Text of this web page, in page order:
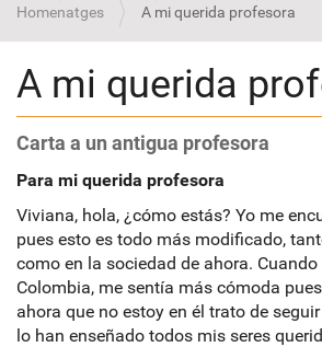
Homenatges
A mi querida profesora
A mi querida
Carta a un antigua profesora
Para mi querida profesora
Viviana, hola, ¿cómo estás? Yo me
pues esto es todo más modificado,
como en la sociedad de ahora. Cuando
Colombia, me sentía más cómoda
ahora que no estoy en él trato de
lo han enseñado todos mis seres